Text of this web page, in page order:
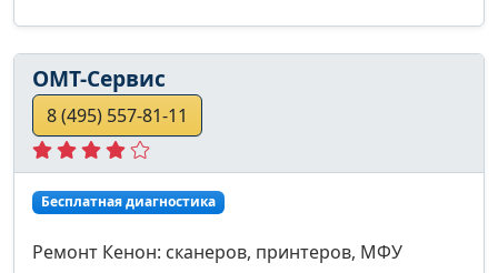
ОМТ-Сервис
8 (495) 557-81-11
Бесплатная диагностика
Ремонт Кенон: сканеров, принтеров, МФУ